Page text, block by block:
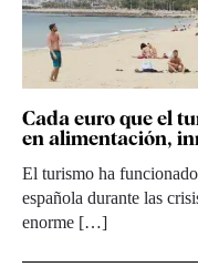
Cada euro que el
en alimentación,
El turismo ha
española durante las
enorme […]